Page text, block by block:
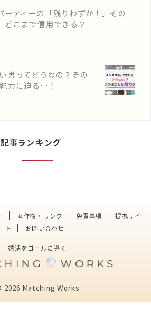
いま
順当に ...
主導す
々な声
な声に
しますの
くださ
...
ーティーの「残りわずか！」その
どこまで信用できる？
男ってどうなの？その
力に迫る…！
事ランキング
著作権・リンク 免責事項
提携サイ
ト
お問い合わせ
婚活をゴールに導く
2026 Matching Works